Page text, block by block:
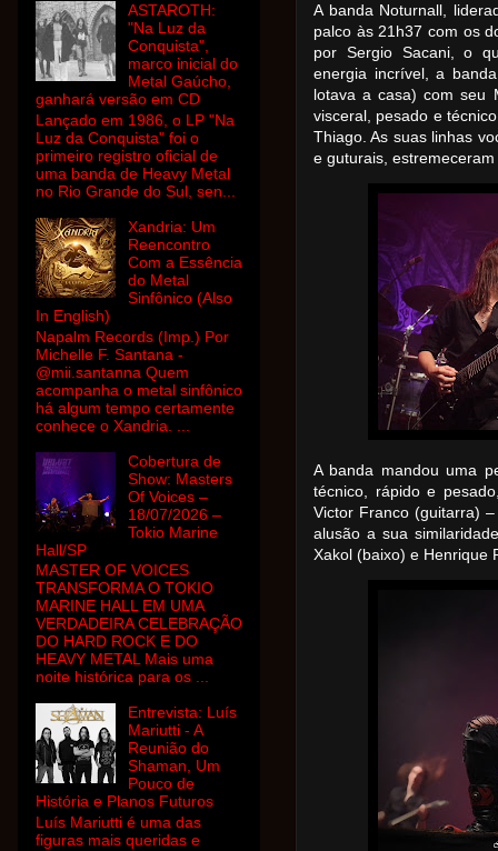
A banda Noturnall,
palco às 21h37 com os
por Sergio Sacani, o
energia incrível, a
lotava a casa) com seu
visceral, pesado e
Thiago. As suas linhas
e guturais,
A banda mandou uma
técnico, rápido e
Victor Franco (guitarra) –
alusão a sua
Xakol (baixo) e Henrique
ASTAROTH:
"Na Luz da
Conquista",
marco inicial do
Metal Gaúcho,
ganhará versão em CD
Lançado em 1986, o LP "Na
Luz da Conquista" foi o
primeiro registro oficial de
uma banda de Heavy Metal
no Rio Grande do Sul, sen...
Xandria: Um
Reencontro
Com a Essência
do Metal
Sinfônico (Also
In English)
Napalm Records (Imp.) Por
Michelle F. Santana -
@mii.santanna Quem
acompanha o metal sinfônico
há algum tempo certamente
conhece o Xandria. ...
Cobertura de
Show: Masters
Of Voices –
18/07/2026 –
Tokio Marine
Hall/SP
MASTER OF VOICES
TRANSFORMA O TOKIO
MARINE HALL EM UMA
VERDADEIRA CELEBRAÇÃO
DO HARD ROCK E DO
HEAVY METAL Mais uma
noite histórica para os ...
Entrevista: Luís
Mariutti - A
Reunião do
Shaman, Um
Pouco de
História e Planos Futuros
Luís Mariutti é uma das
figuras mais queridas e